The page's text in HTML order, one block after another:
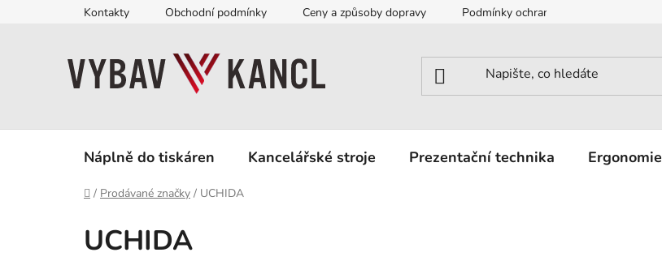
Kontakty Obchodní podmínky Ceny a způsoby dopravy Podmínky ochrany osobních údajů
Náplně do tiskáren Kancelářské stroje Prezentační technika Ergonomie
Domů
/ Prodávané značky / UCHIDA
UCHIDA